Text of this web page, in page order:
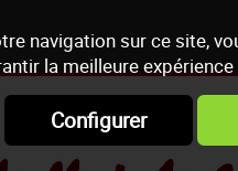
navigation sur ce site,
la meilleure
Configurer